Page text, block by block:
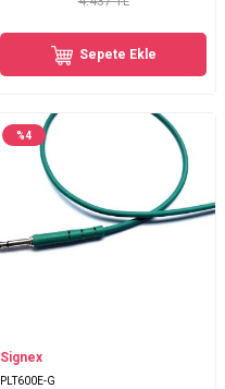
Sepete Ekle
%4
Signex
PLT600E-G